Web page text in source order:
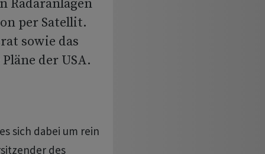
Radaranlagen
per Satellit.
sowie das
der USA.
sich dabei um rein
des